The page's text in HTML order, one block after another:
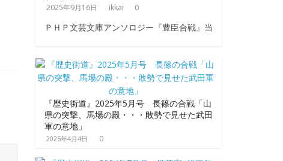
2025年9月16日 ikkai 0
ＰＨＰ文芸文庫アンソロジー『豊臣合戦』当
『歴史街道』2025年5月号 長篠の合戦「山
県の突撃、馬場の殿・・・敗勢で見せた武田
軍の意地」
2025年4月4日 0